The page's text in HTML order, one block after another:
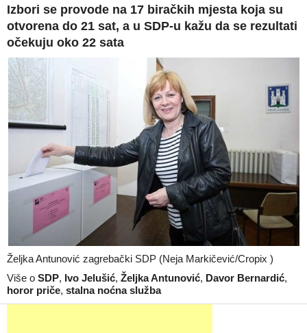
Izbori se provode na 17 biračkih mjesta koja su
otvorena do 21 sat, a u SDP-u kažu da se rezultati
očekuju oko 22 sata
Željka Antunović zagrebački SDP (Neja Markičević/Cropix )
Više o SDP, Ivo Jelušić, Željka Antunović, Davor Bernardić,
horor priče, stalna noćna služba